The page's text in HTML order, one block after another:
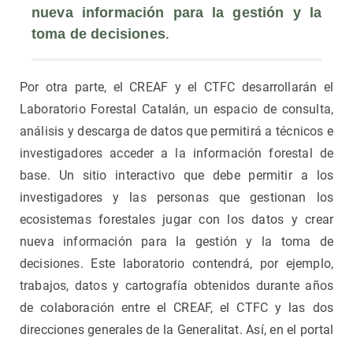
nueva información para la gestión y la
toma de decisiones.
Por otra parte, el CREAF y el CTFC desarrollarán el
Laboratorio Forestal Catalán, un espacio de consulta,
análisis y descarga de datos que permitirá a técnicos e
investigadores acceder a la información forestal de
base. Un sitio interactivo que debe permitir a los
investigadores y las personas que gestionan los
ecosistemas forestales jugar con los datos y crear
nueva información para la gestión y la toma de
decisiones. Este laboratorio contendrá, por ejemplo,
trabajos, datos y cartografía obtenidos durante años
de colaboración entre el CREAF, el CTFC y las dos
direcciones generales de la Generalitat. Así, en el portal